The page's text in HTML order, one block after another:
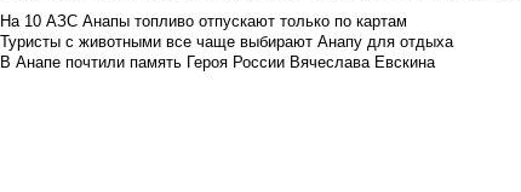
На 10 АЗС Анапы топливо отпускают только по картам
Туристы с животными все чаще выбирают Анапу для отдыха
В Анапе почтили память Героя России Вячеслава Евскина